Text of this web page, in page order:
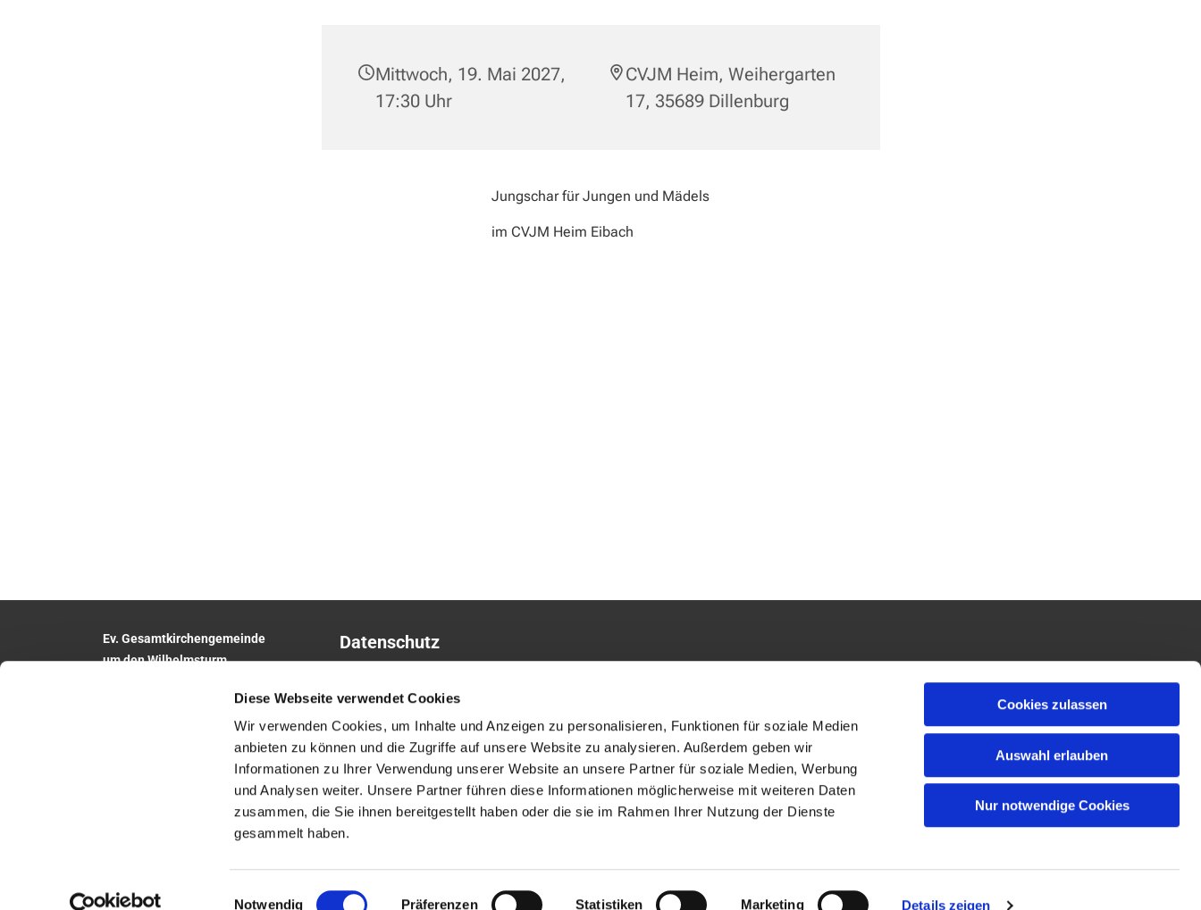
Diese Webseite verwendet Cookies
Wir verwenden Cookies, um Inhalte und Anzeigen zu personalisieren, Funktionen für soziale Medien
anbieten zu können und die Zugriffe auf unsere Website zu analysieren. Außerdem geben wir
Informationen zu Ihrer Verwendung unserer Website an unsere Partner für soziale Medien, Werbung
und Analysen weiter. Unsere Partner führen diese Informationen möglicherweise mit weiteren Daten
zusammen, die Sie ihnen bereitgestellt haben oder die sie im Rahmen Ihrer Nutzung der Dienste
gesammelt haben.
Einwilligungsauswahl
Notwendig Präferenzen Statistiken Marketing Details zeigen
Cookies zulassen
Auswahl erlauben
Nur notwendige Cookies
Mittwoch, 19. Mai 2027,
17:30 Uhr
CVJM Heim, Weihergarten
17, 35689 Dillenburg
Jungschar für Jungen und Mädels
im CVJM Heim Eibach
Ev. Gesamtkirchengemeinde
um den Wilhelmsturm
gesamtkirchengemeinde.wilhelmsturm@e
Website: www.um-den-wilhelmsturm.de
Datenschutz